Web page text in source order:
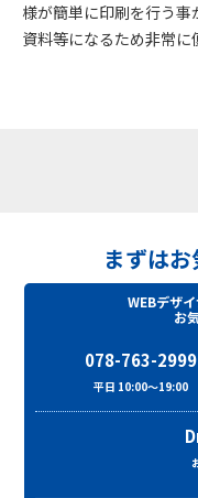
様が簡単に印刷を行う
資料等になるため非常に
まずは
WEBデザ
お
078-763-2999
平日 10:00～19:00